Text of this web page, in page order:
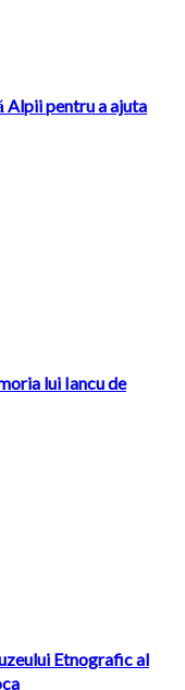
Alpii pentru a ajuta
lui Iancu de
Etnografic al